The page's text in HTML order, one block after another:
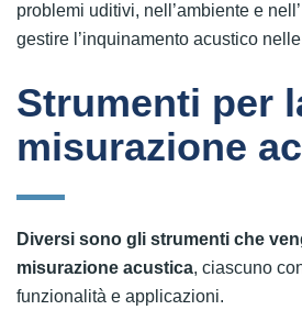
problemi uditivi, nell’ambiente e
gestire l’inquinamento acustico
Strumenti per
misurazione
Diversi sono gli strumenti che
misurazione acustica, ciascuno
funzionalità e applicazioni.